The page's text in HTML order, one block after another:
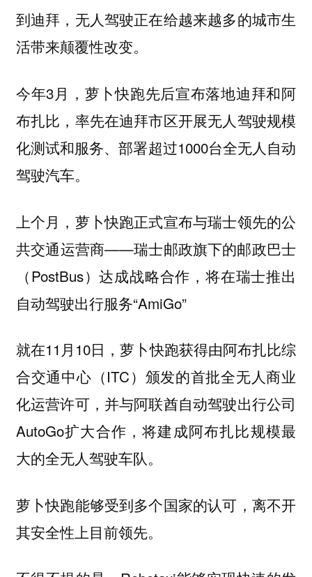
到迪拜，无人驾驶正在给越来越多的城市生
活带来颠覆性改变。
今年3月，萝卜快跑先后宣布落地迪拜和阿
布扎比，率先在迪拜市区开展无人驾驶规模
化测试和服务、部署超过1000台全无人自动
驾驶汽车。
上个月，萝卜快跑正式宣布与瑞士领先的公
共交通运营商——瑞士邮政旗下的邮政巴士
（PostBus）达成战略合作，将在瑞士推出
自动驾驶出行服务“AmiGo”
就在11月10日，萝卜快跑获得由阿布扎比综
合交通中心（ITC）颁发的首批全无人商业
化运营许可，并与阿联酋自动驾驶出行公司
AutoGo扩大合作，将建成阿布扎比规模最
大的全无人驾驶车队。
萝卜快跑能够受到多个国家的认可，离不开
其安全性上目前领先。